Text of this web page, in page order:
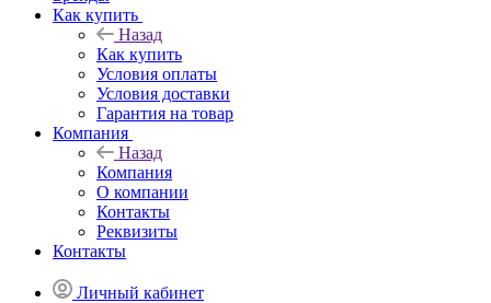
Как купить
Назад
Как купить
Условия оплаты
Условия доставки
Гарантия на товар
Компания
Назад
Компания
О компании
Контакты
Реквизиты
Контакты
Личный кабинет